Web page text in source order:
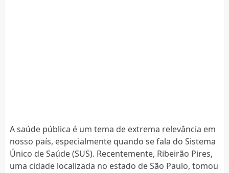
A saúde pública é um tema de extrema relevância em
nosso país, especialmente quando se fala do Sistema
Único de Saúde (SUS). Recentemente, Ribeirão Pires,
uma cidade localizada no estado de São Paulo, tomou